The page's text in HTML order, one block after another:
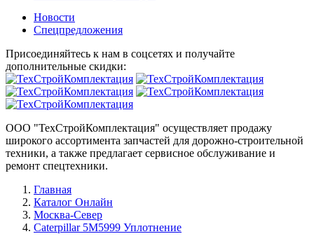
Новости
Спецпредложения
Присоединяйтесь к нам в соцсетях и получайте
дополнительные скидки:
ООО "ТехСтройКомплектация" осуществляет продажу
широкого ассортимента запчастей для дорожно-строительной
техники, а также предлагает сервисное обслуживание и
ремонт спецтехники.
Главная
Каталог Онлайн
Москва-Север
Caterpillar 5M5999 Уплотнение